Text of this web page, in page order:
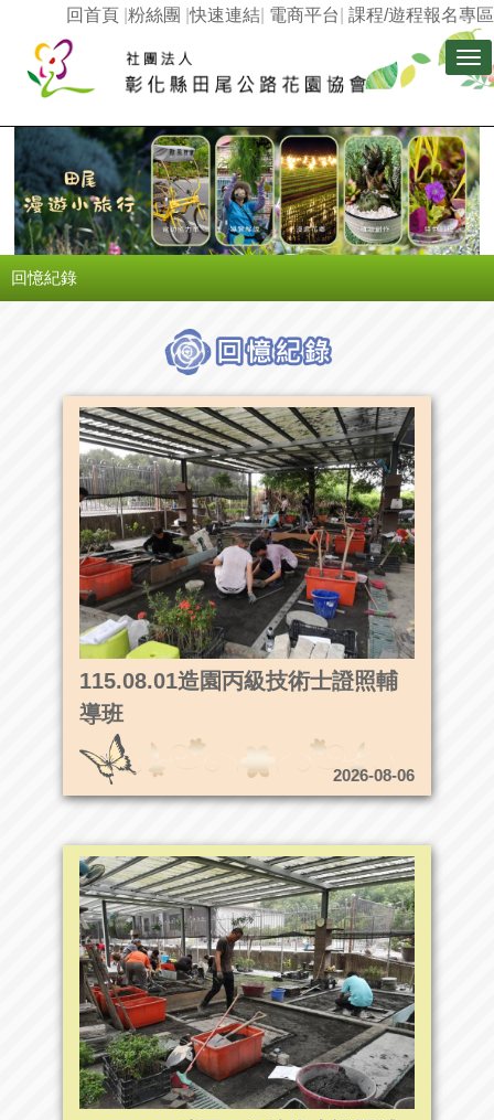
課程/遊程報名專區
電商平台
快速連結
粉絲團 |
回首頁
回憶紀錄
115.08.01造園丙級技術士證照輔
導班
2026-08-06